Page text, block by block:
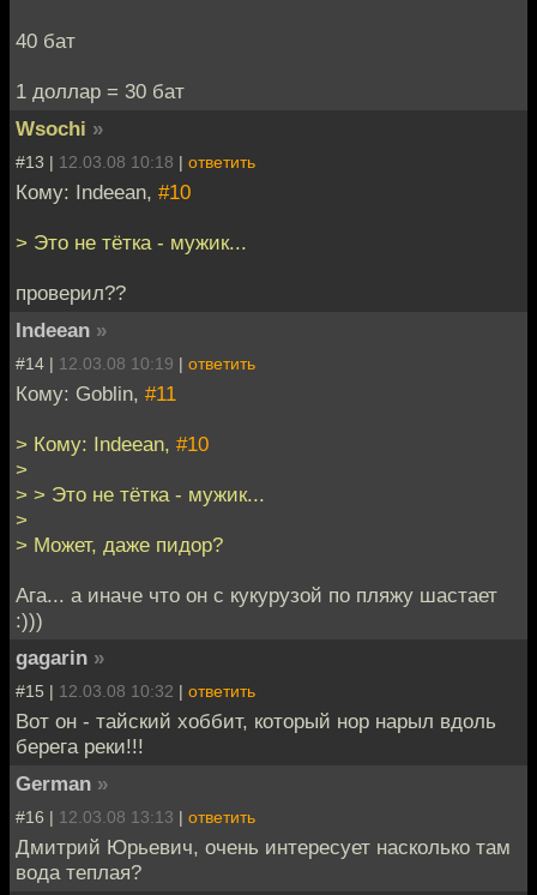
40 бат
1 доллар = 30 бат
Wsochi »
#13 | 12.03.08 10:18 | ответить
Кому: Indeean, #10
> Это не тётка - мужик...
проверил??
Indeean »
#14 | 12.03.08 10:19 | ответить
Кому: Goblin, #11
> Кому: Indeean, #10
>
> > Это не тётка - мужик...
>
> Может, даже пидор?
Ага... а иначе что он с кукурузой по пляжу шастает
:)))
gagarin »
#15 | 12.03.08 10:32 | ответить
Вот он - тайский хоббит, который нор нарыл вдоль
берега реки!!!
German »
#16 | 12.03.08 13:13 | ответить
Дмитрий Юрьевич, очень интересует насколько там
вода теплая?